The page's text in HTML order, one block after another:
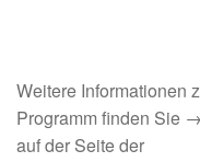
Weitere Informationen
Programm finden Sie →
auf der Seite der